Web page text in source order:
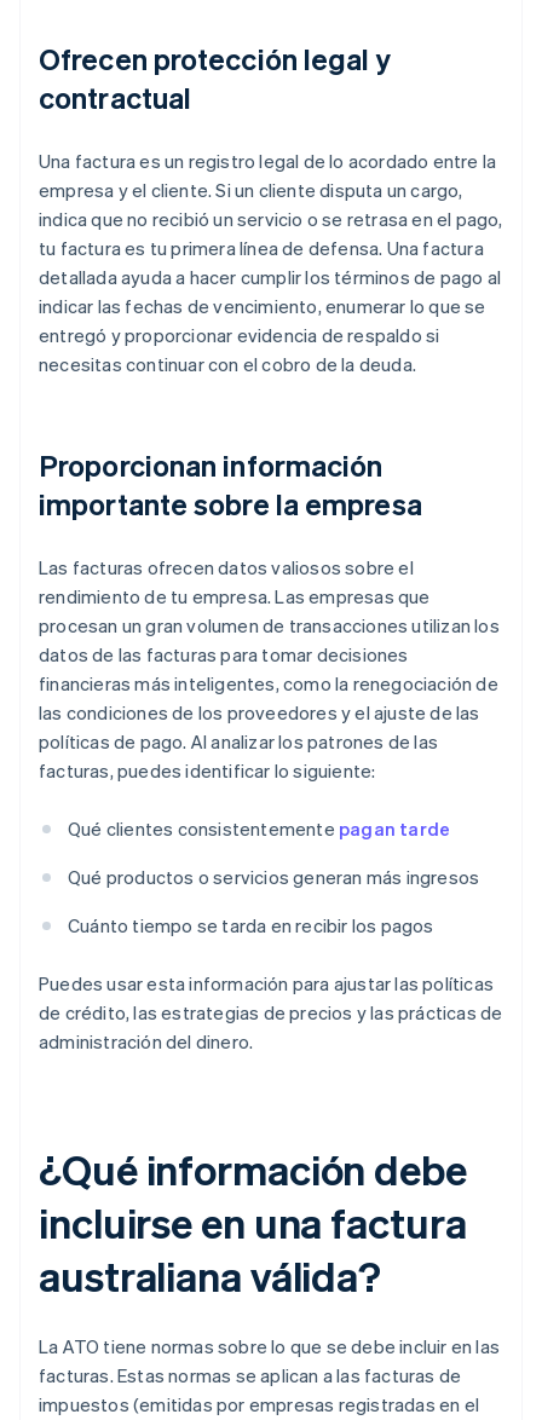
Ofrecen protección legal y
contractual
Una factura es un registro legal de lo acordado entre la
empresa y el cliente. Si un cliente disputa un cargo,
indica que no recibió un servicio o se retrasa en el pago,
tu factura es tu primera línea de defensa. Una factura
detallada ayuda a hacer cumplir los términos de pago al
indicar las fechas de vencimiento, enumerar lo que se
entregó y proporcionar evidencia de respaldo si
necesitas continuar con el cobro de la deuda.
Proporcionan información
importante sobre la empresa
Las facturas ofrecen datos valiosos sobre el
rendimiento de tu empresa. Las empresas que
procesan un gran volumen de transacciones utilizan los
datos de las facturas para tomar decisiones
financieras más inteligentes, como la renegociación de
las condiciones de los proveedores y el ajuste de las
políticas de pago. Al analizar los patrones de las
facturas, puedes identificar lo siguiente:
Qué clientes consistentemente pagan tarde
Qué productos o servicios generan más ingresos
Cuánto tiempo se tarda en recibir los pagos
Puedes usar esta información para ajustar las políticas
de crédito, las estrategias de precios y las prácticas de
administración del dinero.
¿Qué información debe
incluirse en una factura
australiana válida?
La ATO tiene normas sobre lo que se debe incluir en las
facturas. Estas normas se aplican a las facturas de
impuestos (emitidas por empresas registradas en el